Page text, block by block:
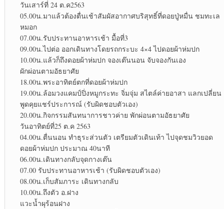
วันเสาร์ที่ 24 ต.ค2563
05.00น.มาแล้วต้องตื่นเช้าสัมผัสอากาศบริสุทธิ์ที่ดอยปู่หมื่น ชมทะเล
หมอก
07.00น.รับประทานอาหารเช้า มื้อที่3
09.00น.ไปต่อ ออกเดินทางโดยรถกระบะ 4×4 ไปดอยผ้าห่มปก
10.00น.แล้วก็ถึงดอยผ้าห่มปก จองเต๊นนอน จับจองกันเอง
ผักผ่อนตามอัธยาศัย
18.00น.พระอาทิตย์ตกที่ดอยผ้าห่มปก
19.00น.ล้อมวงแคมป์ปิ่งหมูกระทะ จิ่มจุ่ม สไตล์ค่ายอาสา แลกเปลี่ยน
พูดคุยแชร์ประการณ์ (รับผิดชอบตัวเอง)
20.00น.กิจกรรมสันทนาการชาวค่าย พักผ่อนตามอัธยาศัย
วันอาทิตย์ที่25 ต.ค 2563
04.00น.ตื่นนอน ทำธุระส่วนตัว เตรียมตัวเดินเท้า ไปจุดชมวิวยอด
ดอยผ้าห่มปก ประมาณ 40นาที
06.00น.เดินทางกลับจุดกางเต๊น
07.00 รับประทานอาหารเช้า (รับผิดชอบตัวเอง)
08.00น.เก็บสัมภาระ เดินทางกลับ
10.00น.ถึงตัว อ.ฝาง
แวะน้ำผุร้อนฝาง